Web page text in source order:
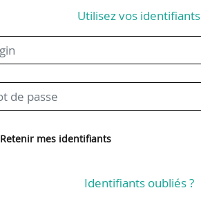
Utilisez vos identifiants
Retenir mes identifiants
Identifiants oubliés ?